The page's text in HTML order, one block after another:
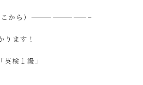
こから）————————–
ります！
検１級」